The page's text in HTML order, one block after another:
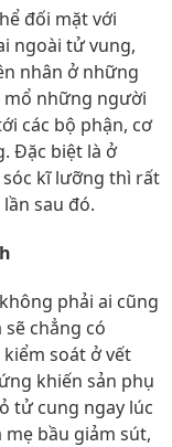
đối mặt với
ngoài tử vung,
nhân ở những
mổ những người
các bộ phận, cơ
Đặc biệt là ở
kĩ lưỡng thì rất
sau đó.
phải ai cũng
chẳng có
soát ở vết
khiến sản phụ
tử cung ngay lúc
bầu giảm sút,